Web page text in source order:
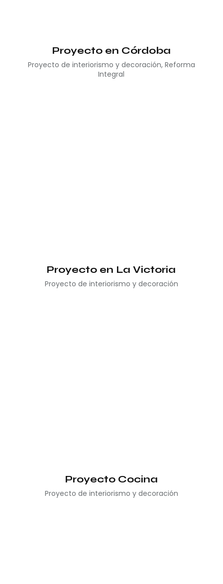
Proyecto en Córdoba
Proyecto de interiorismo y decoración, Reforma
Integral
Proyecto en La Victoria
Proyecto de interiorismo y decoración
Proyecto Cocina
Proyecto de interiorismo y decoración